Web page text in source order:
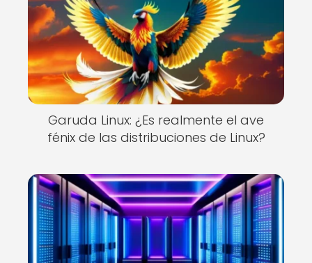
Garuda Linux: ¿Es realmente el ave
fénix de las distribuciones de Linux?